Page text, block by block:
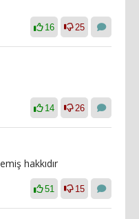
16 25
14 26
hakkıdır
51 15